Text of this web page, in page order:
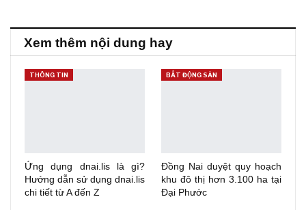
Xem thêm nội dung hay
THÔNG TIN
Ứng dụng dnai.lis là gì?
Hướng dẫn sử dụng dnai.lis
chi tiết từ A đến Z
BẤT ĐỘNG SẢN
Đồng Nai duyệt quy hoạch
khu đô thị hơn 3.100 ha tại
Đại Phước